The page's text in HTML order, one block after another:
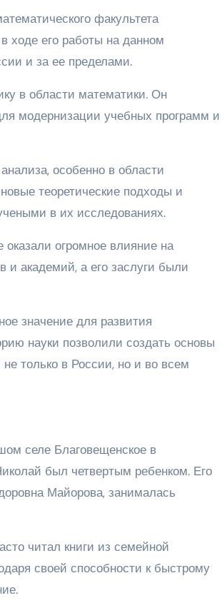
факультета
ходе его работы на данном
и за ее пределами.
в области математики. Он
модернизации учебных программ и
особенно в области
теоретические подходы и
в их исследованиях.
огромное влияние на
академий, а его заслуги были
значение для развития
науки позволили создать основы
только в России, но и во всем
селе Благовещенское в
был четвертым ребенком. Его
Майорова, занималась
читал книги из семейной
своей способности к быстрому